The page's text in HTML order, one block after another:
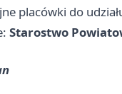
placówki do
Starostwo